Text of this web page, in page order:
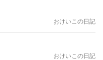
おけいこの日記
おけいこの日記